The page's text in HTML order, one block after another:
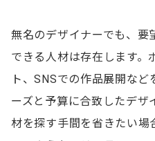
無名のデザイナーでも、要
できる人材は存在します。
ト、SNSでの作品展開な
ーズと予算に合致したデザ
材を探す手間を省きたい場